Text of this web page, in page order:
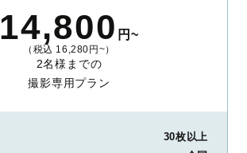
14,800 円~
（税込 16,280円~）
2名様までの
撮影専用プラン
30枚以上